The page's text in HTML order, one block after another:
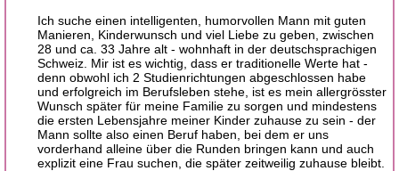
Ich suche einen intelligenten, humorvollen Mann mit guten
Manieren, Kinderwunsch und viel Liebe zu geben, zwischen
28 und ca. 33 Jahre alt - wohnhaft in der deutschsprachigen
Schweiz. Mir ist es wichtig, dass er traditionelle Werte hat -
denn obwohl ich 2 Studienrichtungen abgeschlossen habe
und erfolgreich im Berufsleben stehe, ist es mein allergrösster
Wunsch später für meine Familie zu sorgen und mindestens
die ersten Lebensjahre meiner Kinder zuhause zu sein - der
Mann sollte also einen Beruf haben, bei dem er uns
vorderhand alleine über die Runden bringen kann und auch
explizit eine Frau suchen, die später zeitweilig zuhause bleibt.